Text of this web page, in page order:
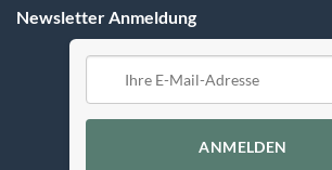
Newsletter Anmeldung
ANMELDEN